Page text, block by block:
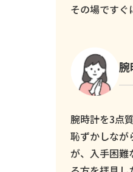
その場ですぐ
腕
腕時計を3点
恥ずかしなが
が、入手困難